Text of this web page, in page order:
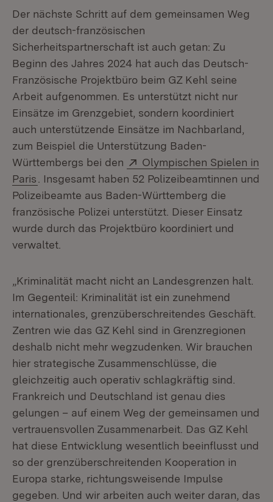
Der nächste Schritt auf dem gemeinsamen Weg
der deutsch-französischen
Sicherheitspartnerschaft ist auch getan: Zu
Beginn des Jahres 2024 hat auch das Deutsch-
Französische Projektbüro beim GZ Kehl seine
Arbeit aufgenommen. Es unterstützt nicht nur
Einsätze im Grenzgebiet, sondern koordiniert
auch unterstützende Einsätze im Nachbarland,
zum Beispiel die Unterstützung Baden-
Württembergs bei den
Extern:
Olympischen Spielen in
Paris (Öffnet in neuem Fenster)
. Insgesamt haben 52 Polizeibeamtinnen und
Polizeibeamte aus Baden-Württemberg die
französische Polizei unterstützt. Dieser Einsatz
wurde durch das Projektbüro koordiniert und
verwaltet.
„Kriminalität macht nicht an Landesgrenzen halt.
Im Gegenteil: Kriminalität ist ein zunehmend
internationales, grenzüberschreitendes Geschäft.
Zentren wie das GZ Kehl sind in Grenzregionen
deshalb nicht mehr wegzudenken. Wir brauchen
hier strategische Zusammenschlüsse, die
gleichzeitig auch operativ schlagkräftig sind.
Frankreich und Deutschland ist genau dies
gelungen – auf einem Weg der gemeinsamen und
vertrauensvollen Zusammenarbeit. Das GZ Kehl
hat diese Entwicklung wesentlich beeinflusst und
so der grenzüberschreitenden Kooperation in
Europa starke, richtungsweisende Impulse
gegeben. Und wir arbeiten auch weiter daran, das